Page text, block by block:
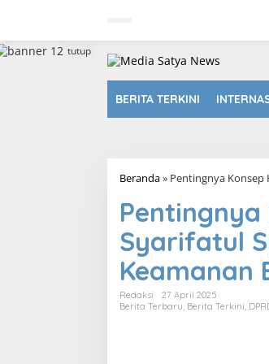
a
BERITA TERKINI
tutup
Beranda» Pentingnya Konsep
Pentingnya
Syarifatul
Keamanan
Redaksi
27 April 2025
Berita Terbaru Berita Terkini